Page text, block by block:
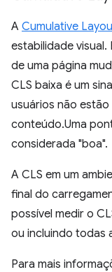
A Cumulative
estabilidade
de uma página
CLS baixa é um
usuários não
conteúdo.Uma
considerada "boa".
A CLS em um
final do
possível medir o
ou incluindo todas
Para mais